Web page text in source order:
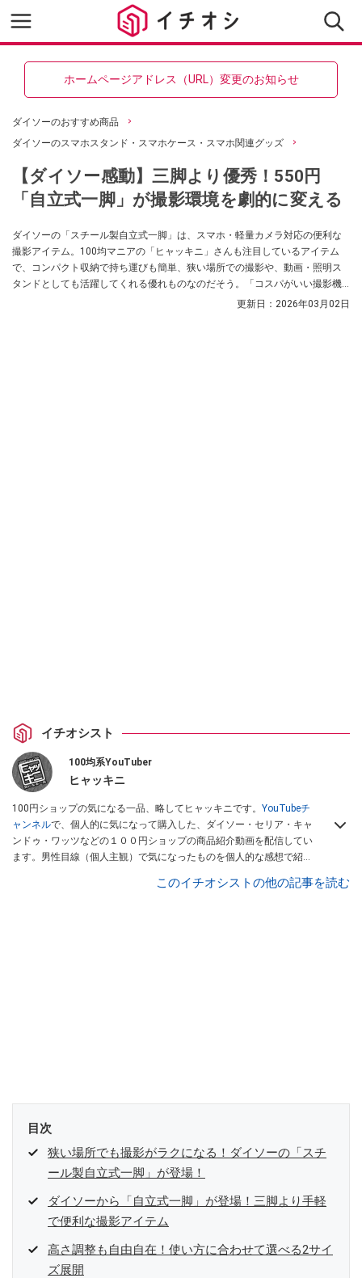
ホームページアドレス（URL）変更のお知らせ
ダイソーのおすすめ商品
ダイソーのスマホスタンド・スマホケース・スマホ関連グッズ
【ダイソー感動】三脚より優秀！550円
「自立式一脚」が撮影環境を劇的に変える
ダイソーの「スチール製自立式一脚」は、スマホ・軽量カメラ対応の便利な
撮影アイテム。100均マニアの「ヒャッキニ」さんも注目しているアイテム
で、コンパクト収納で持ち運びも簡単、狭い場所での撮影や、動画・照明ス
タンドとしても活躍してくれる優れものなのだそう。「コスパがいい撮影機
材がほしい」「いろんな用途で使える三脚がほしい」という方はぜひチェッ
更新日： 2026年03月02日
イチオシスト
100均系YouTuber
ヒャッキニ
100円ショップの気になる一品、略してヒャッキニです。 YouTubeチ
ャンネルで、個人的に気になって購入した、ダイソー・セリア・キャ
ンドゥ・ワッツなどの１００円ショップの商品紹介動画を配信してい
ます。男性目線（個人主観）で気になったものを個人的な感想で紹介
このイチオシストの他の記事を読む
目次
狭い場所でも撮影がラクになる！ダイソーの「スチ
ール製自立式一脚」が登場！
ダイソーから「自立式一脚」が登場！三脚より手軽
で便利な撮影アイテム
高さ調整も自由自在！使い方に合わせて選べる2サイ
ズ展開